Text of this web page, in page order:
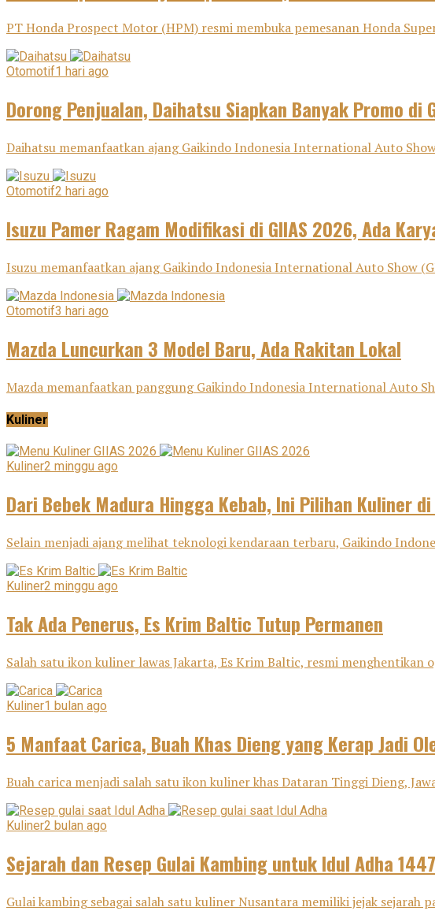
PT Honda Prospect Motor (HPM) resmi membuka pemesanan Honda
Otomotif1 hari ago
Dorong Penjualan, Daihatsu Siapkan Banyak Promo di
Daihatsu memanfaatkan ajang Gaikindo Indonesia International Auto
Otomotif2 hari ago
Isuzu Pamer Ragam Modifikasi di GIIAS 2026, Ada
Isuzu memanfaatkan ajang Gaikindo Indonesia International Auto Show
Otomotif3 hari ago
Mazda Luncurkan 3 Model Baru, Ada Rakitan Lokal
Mazda memanfaatkan panggung Gaikindo Indonesia International Auto
Kuliner
Kuliner2 minggu ago
Dari Bebek Madura Hingga Kebab, Ini Pilihan Kuliner di
Selain menjadi ajang melihat teknologi kendaraan terbaru, Gaikindo
Kuliner2 minggu ago
Tak Ada Penerus, Es Krim Baltic Tutup Permanen
Salah satu ikon kuliner lawas Jakarta, Es Krim Baltic, resmi
Kuliner1 bulan ago
5 Manfaat Carica, Buah Khas Dieng yang Kerap Jadi
Buah carica menjadi salah satu ikon kuliner khas Dataran Tinggi Dieng,
Kuliner2 bulan ago
Sejarah dan Resep Gulai Kambing untuk Idul Adha
Gulai kambing sebagai salah satu kuliner Nusantara memiliki jejak